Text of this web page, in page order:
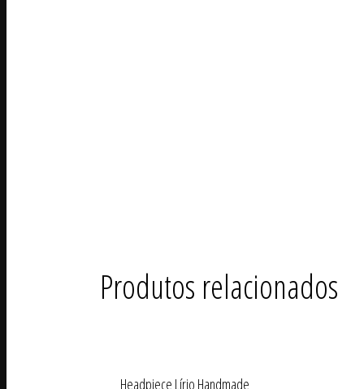
Produtos relacionados
Headpiece Lírio Handmade